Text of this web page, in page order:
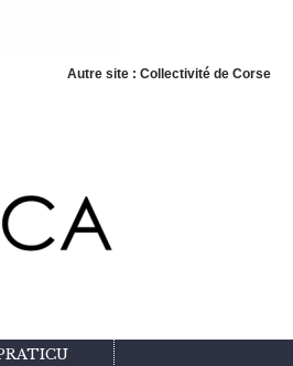
Autre site : Collectivité de Corse